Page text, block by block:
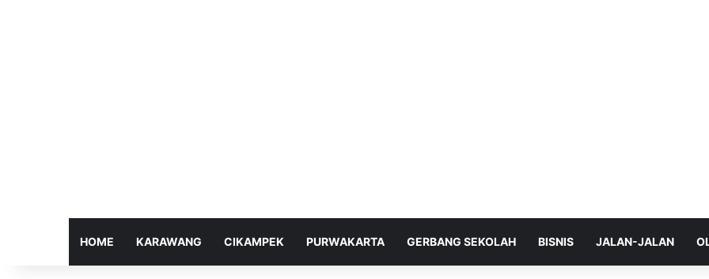
HOME KARAWANG CIKAMPEK PURWAKARTA GERBANG SEKOLAH BISNIS JALAN-JALAN